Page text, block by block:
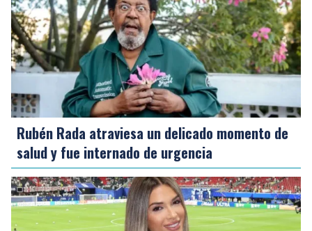
Rubén Rada atraviesa un delicado momento de
salud y fue internado de urgencia